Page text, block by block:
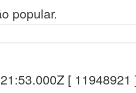
popular.
[ 11948921